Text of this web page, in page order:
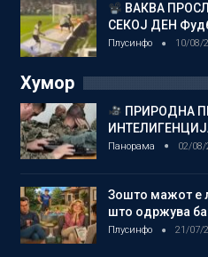
ВАКВА
СЕКОЈ ДЕН
Плусинфо 10/08/
Хумор
ПРИРОДНА
Панорама 02/08/
Зошто мажот е
што одржува
Плусинфо 21/07/